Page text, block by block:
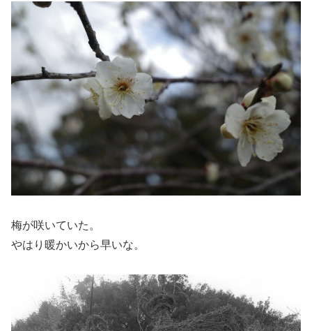
梅が咲いていた。
やはり暖かいから早いな。